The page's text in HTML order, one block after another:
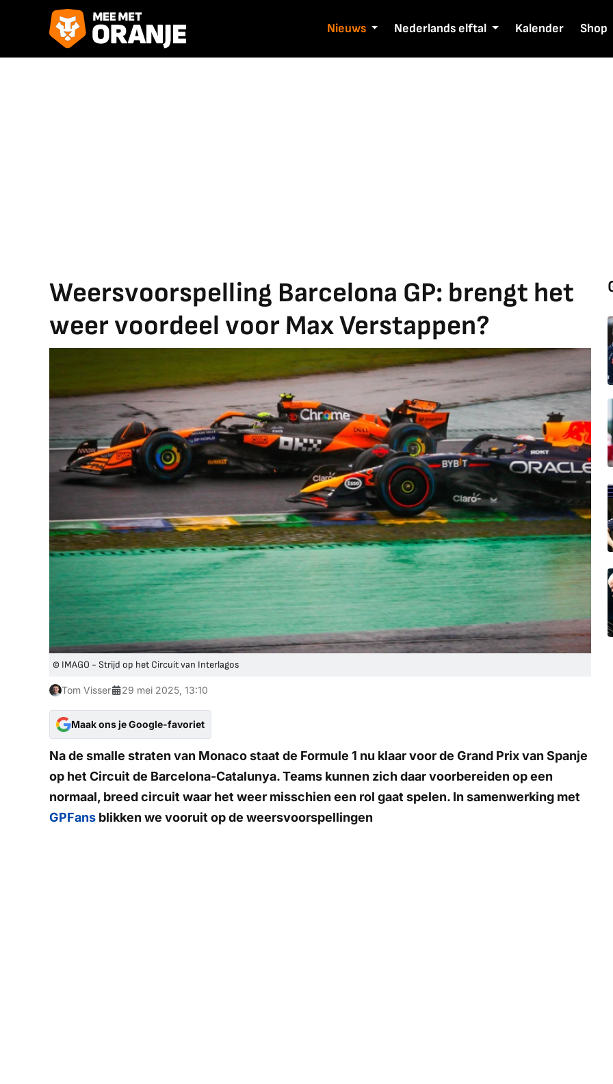
Nieuws Nederlands elftal Kalender Shop
Weersvoorspelling Barcelona GP: brengt het
weer voordeel voor Max Verstappen?
© IMAGO - Strijd op het Circuit van Interlagos
Tom Visser 29 mei 2025, 13:10
Maak ons je Google-favoriet
Na de smalle straten van Monaco staat de Formule 1 nu klaar voor de Grand Prix van Spanje
op het Circuit de Barcelona-Catalunya. Teams kunnen zich daar voorbereiden op een
normaal, breed circuit waar het weer misschien een rol gaat spelen. In samenwerking met
GPFans blikken we vooruit op de weersvoorspellingen